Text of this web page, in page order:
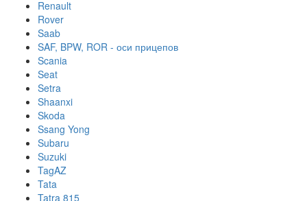
Renault
Rover
Saab
SAF, BPW, ROR - оси прицепов
Scania
Seat
Setra
Shaanxi
Skoda
Ssang Yong
Subaru
Suzuki
TagAZ
Tata
Tatra 815